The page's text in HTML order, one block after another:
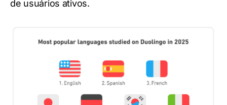
de usuários ativos.